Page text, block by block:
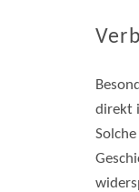
direkt